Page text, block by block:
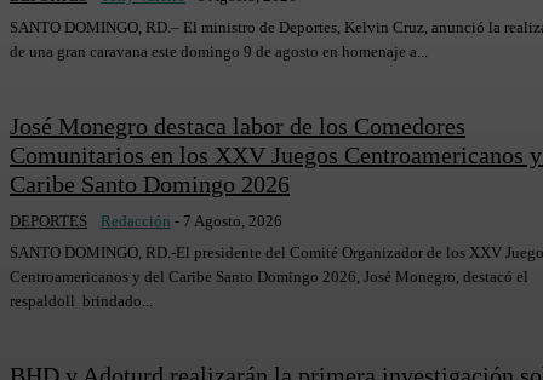
SANTO DOMINGO, RD.– El ministro de Deportes, Kelvin Cruz, anunció la
de una gran caravana este domingo 9 de agosto en homenaje a...
José Monegro destaca labor de los Comedores
Comunitarios en los XXV Juegos Centroamericanos
Caribe Santo Domingo 2026
DEPORTES Redacción - 7 Agosto, 2026
SANTO DOMINGO, RD.-El presidente del Comité Organizador de los XXV
Centroamericanos y del Caribe Santo Domingo 2026, José Monegro, destacó el
respaldoll brindado...